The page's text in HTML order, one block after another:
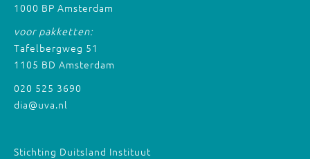
1000 BP Amsterdam
voor pakketten:
Tafelbergweg 51
1105 BD Amsterdam
020 525 3690
dia@uva.nl
Stichting Duitsland Instituut